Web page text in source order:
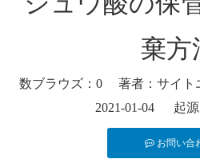
棄方
数ブラウズ： 0 著者：サイト
2021-01-04 起源
お問い合